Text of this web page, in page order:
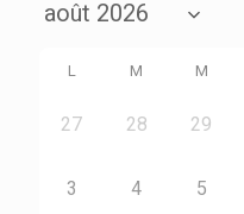
L M M
27 28 29
3 4 5